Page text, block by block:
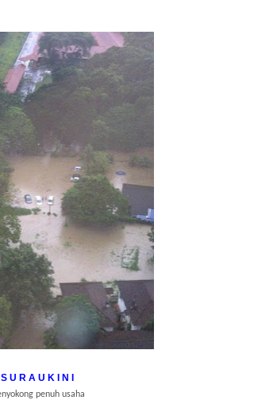
S U R A U K I N I
penuh usaha